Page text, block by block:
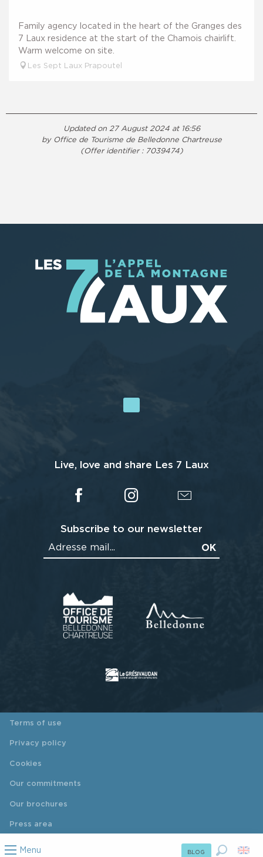
Menu BLOG
Family agency located in the heart of the Granges des
7 Laux residence at the start of the Chamois chairlift.
Warm welcome on site.
Les Sept Laux Prapoutel
Updated on 27 August 2024 at 16:56
by Office de Tourisme de Belledonne Chartreuse
(Offer identifier : 7039474)
Live, love and share Les 7 Laux
Subscribe to our newsletter
Terms of use
Privacy policy
Cookies
Our commitments
Our brochures
Press area